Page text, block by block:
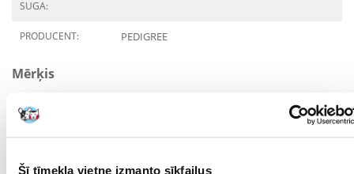
Šī tīmekļa vietne izmanto sīkfailus
SUGA:
PRODUCENT: PEDIGREE
Mērķis
DZĪVES POSMS:
KURAM